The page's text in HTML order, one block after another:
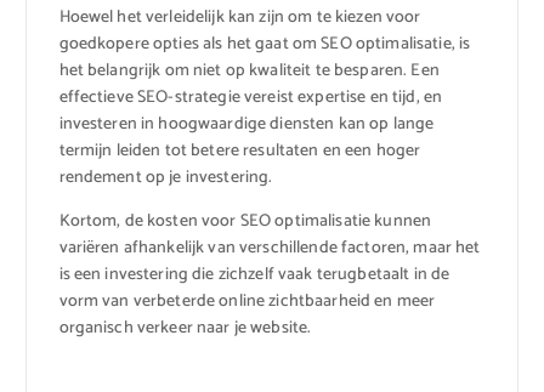
Hoewel het verleidelijk kan zijn om te kiezen voor
goedkopere opties als het gaat om SEO optimalisatie, is
het belangrijk om niet op kwaliteit te besparen. Een
effectieve SEO-strategie vereist expertise en tijd, en
investeren in hoogwaardige diensten kan op lange
termijn leiden tot betere resultaten en een hoger
rendement op je investering.
Kortom, de kosten voor SEO optimalisatie kunnen
variëren afhankelijk van verschillende factoren, maar het
is een investering die zichzelf vaak terugbetaalt in de
vorm van verbeterde online zichtbaarheid en meer
organisch verkeer naar je website.